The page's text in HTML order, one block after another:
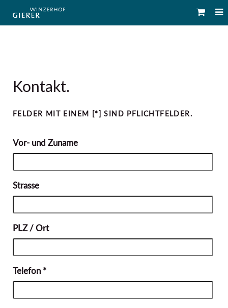
Kontakt.
FELDER MIT EINEM [*] SIND PFLICHTFELDER.
Vor- und Zuname
Strasse
PLZ / Ort
Telefon *